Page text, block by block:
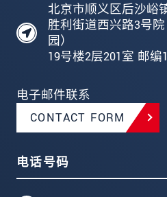
北京市顺义区后沙峪
胜利街道西兴路3号
园）
19号楼2层201室 邮编
电子邮件联系
CONTACT FORM
电话号码